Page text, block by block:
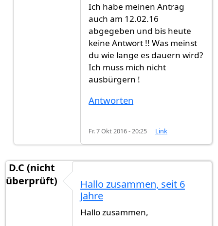
Ich habe meinen Antrag
auch am 12.02.16
abgegeben und bis heute
keine Antwort !! Was meinst
du wie lange es dauern wird?
Ich muss mich nicht
ausbürgern !
Antworten
Fr. 7 Okt 2016 - 20:25 Link
D.C (nicht
überprüft)
Hallo zusammen, seit 6
Jahre
Hallo zusammen,